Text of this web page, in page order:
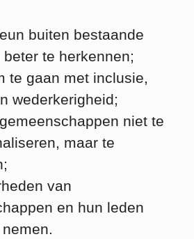
buiten bestaande
te herkennen;
te gaan met inclusie,
wederkerigheid;
niet te
maar te
van
en hun leden